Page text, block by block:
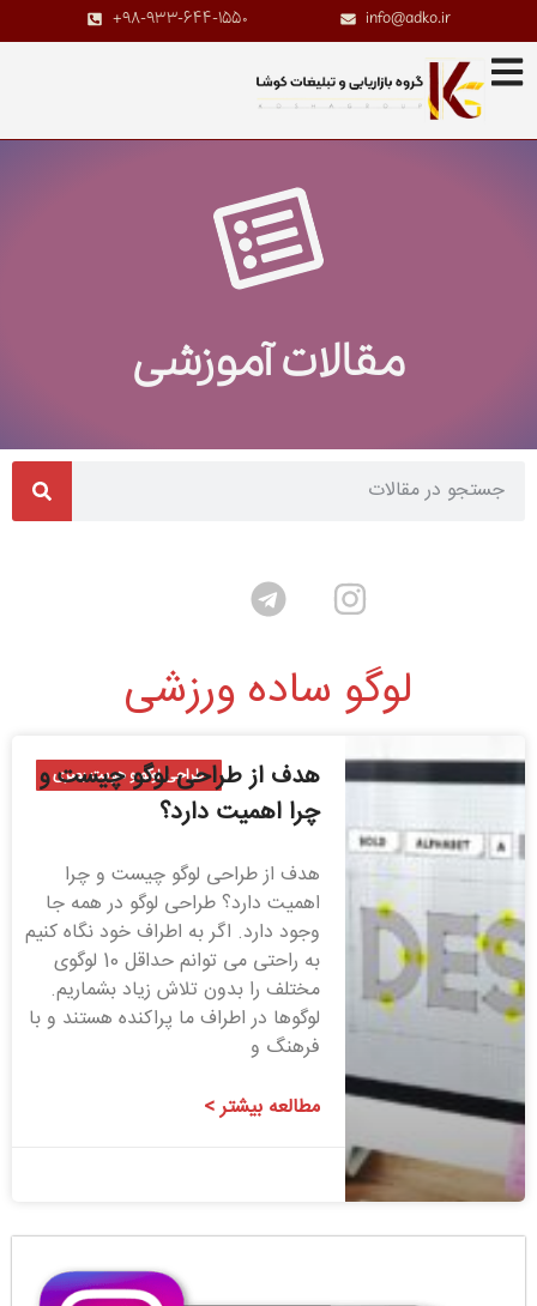
info@adko.ir
+98-933-644-1550
مقالات آموزشی
لوگو ساده ورزشی
طراحی لوگو و هویت بصری
هدف از طراحی لوگو چیست و
چرا اهمیت دارد؟
هدف از طراحی لوگو چیست و چرا
اهمیت دارد؟ طراحی لوگو در همه جا
وجود دارد. اگر به اطراف خود نگاه کنیم
به راحتی می توانم حداقل 10 لوگوی
مختلف را بدون تلاش زیاد بشماریم.
لوگوها در اطراف ما پراکنده هستند و با
فرهنگ و
مطالعه بیشتر >
1400/08/24